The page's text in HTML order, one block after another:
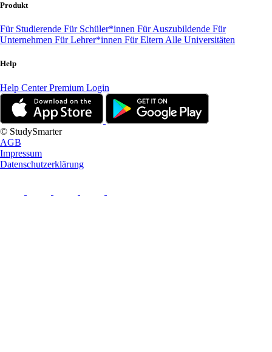
Produkt
Für Studierende Für Schüler*innen Für Auszubildende Für
Unternehmen Für Lehrer*innen Für Eltern Alle Universitäten
Help
Help CenterPremium Login
© StudySmarter
AGB
Impressum
Datenschutzerklärung